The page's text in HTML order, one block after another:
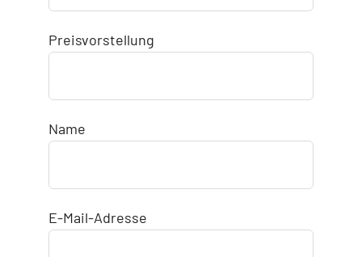
Preisvorstellung
Name
E-Mail-Adresse